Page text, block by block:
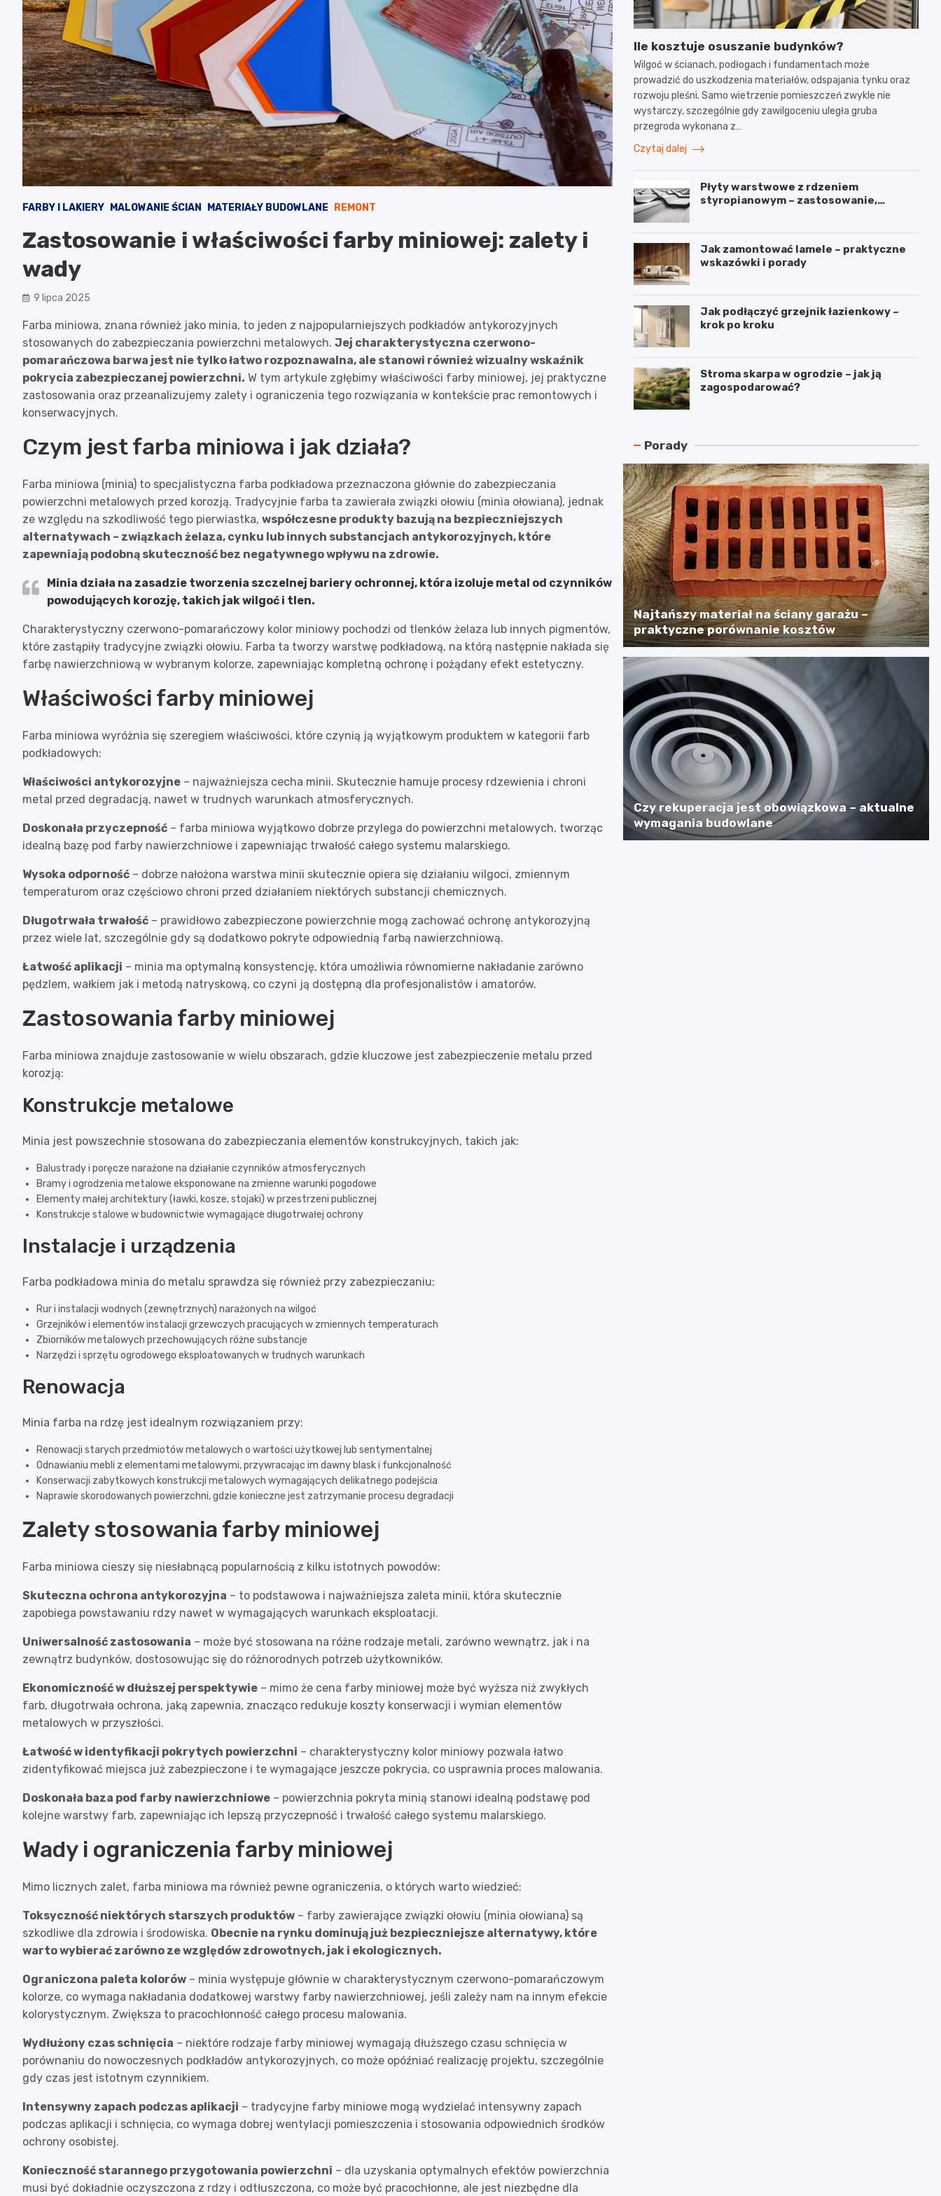
FARBY I LAKIERY MALOWANIE ŚCIAN MATERIAŁY BUDOWLANE REMONT
Zastosowanie i właściwości farby miniowej: zalety i
wady
9 lipca 2025
Farba miniowa, znana również jako minia, to jeden z najpopularniejszych podkładów antykorozyjnych
stosowanych do zabezpieczania powierzchni metalowych. Jej charakterystyczna czerwono-
pomarańczowa barwa jest nie tylko łatwo rozpoznawalna, ale stanowi również wizualny wskaźnik
pokrycia zabezpieczanej powierzchni. W tym artykule zgłębimy właściwości farby miniowej, jej praktyczne
zastosowania oraz przeanalizujemy zalety i ograniczenia tego rozwiązania w kontekście prac remontowych i
konserwacyjnych.
Czym jest farba miniowa i jak działa?
Farba miniowa (minia) to specjalistyczna farba podkładowa przeznaczona głównie do zabezpieczania
powierzchni metalowych przed korozją. Tradycyjnie farba ta zawierała związki ołowiu (minia ołowiana), jednak
ze względu na szkodliwość tego pierwiastka, współczesne produkty bazują na bezpieczniejszych
alternatywach – związkach żelaza, cynku lub innych substancjach antykorozyjnych, które
zapewniają podobną skuteczność bez negatywnego wpływu na zdrowie.
Minia działa na zasadzie tworzenia szczelnej bariery ochronnej, która izoluje metal od czynników
powodujących korozję, takich jak wilgoć i tlen.
Charakterystyczny czerwono-pomarańczowy kolor miniowy pochodzi od tlenków żelaza lub innych pigmentów,
które zastąpiły tradycyjne związki ołowiu. Farba ta tworzy warstwę podkładową, na którą następnie nakłada się
farbę nawierzchniową w wybranym kolorze, zapewniając kompletną ochronę i pożądany efekt estetyczny.
Właściwości farby miniowej
Farba miniowa wyróżnia się szeregiem właściwości, które czynią ją wyjątkowym produktem w kategorii farb
podkładowych:
Właściwości antykorozyjne – najważniejsza cecha minii. Skutecznie hamuje procesy rdzewienia i chroni
metal przed degradacją, nawet w trudnych warunkach atmosferycznych.
Doskonała przyczepność – farba miniowa wyjątkowo dobrze przylega do powierzchni metalowych, tworząc
idealną bazę pod farby nawierzchniowe i zapewniając trwałość całego systemu malarskiego.
Wysoka odporność – dobrze nałożona warstwa minii skutecznie opiera się działaniu wilgoci, zmiennym
temperaturom oraz częściowo chroni przed działaniem niektórych substancji chemicznych.
Długotrwała trwałość – prawidłowo zabezpieczone powierzchnie mogą zachować ochronę antykorozyjną
przez wiele lat, szczególnie gdy są dodatkowo pokryte odpowiednią farbą nawierzchniową.
Łatwość aplikacji – minia ma optymalną konsystencję, która umożliwia równomierne nakładanie zarówno
pędzlem, wałkiem jak i metodą natryskową, co czyni ją dostępną dla profesjonalistów i amatorów.
Zastosowania farby miniowej
Farba miniowa znajduje zastosowanie w wielu obszarach, gdzie kluczowe jest zabezpieczenie metalu przed
korozją:
Konstrukcje metalowe
Minia jest powszechnie stosowana do zabezpieczania elementów konstrukcyjnych, takich jak:
Balustrady i poręcze narażone na działanie czynników atmosferycznych
Bramy i ogrodzenia metalowe eksponowane na zmienne warunki pogodowe
Elementy małej architektury (ławki, kosze, stojaki) w przestrzeni publicznej
Konstrukcje stalowe w budownictwie wymagające długotrwałej ochrony
Instalacje i urządzenia
Farba podkładowa minia do metalu sprawdza się również przy zabezpieczaniu:
Rur i instalacji wodnych (zewnętrznych) narażonych na wilgoć
Grzejników i elementów instalacji grzewczych pracujących w zmiennych temperaturach
Zbiorników metalowych przechowujących różne substancje
Narzędzi i sprzętu ogrodowego eksploatowanych w trudnych warunkach
Renowacja
Minia farba na rdzę jest idealnym rozwiązaniem przy:
Renowacji starych przedmiotów metalowych o wartości użytkowej lub sentymentalnej
Odnawianiu mebli z elementami metalowymi, przywracając im dawny blask i funkcjonalność
Konserwacji zabytkowych konstrukcji metalowych wymagających delikatnego podejścia
Naprawie skorodowanych powierzchni, gdzie konieczne jest zatrzymanie procesu degradacji
Zalety stosowania farby miniowej
Farba miniowa cieszy się niesłabnącą popularnością z kilku istotnych powodów:
Skuteczna ochrona antykorozyjna – to podstawowa i najważniejsza zaleta minii, która skutecznie
zapobiega powstawaniu rdzy nawet w wymagających warunkach eksploatacji.
Uniwersalność zastosowania – może być stosowana na różne rodzaje metali, zarówno wewnątrz, jak i na
zewnątrz budynków, dostosowując się do różnorodnych potrzeb użytkowników.
Ekonomiczność w dłuższej perspektywie – mimo że cena farby miniowej może być wyższa niż zwykłych
farb, długotrwała ochrona, jaką zapewnia, znacząco redukuje koszty konserwacji i wymian elementów
metalowych w przyszłości.
Łatwość w identyfikacji pokrytych powierzchni – charakterystyczny kolor miniowy pozwala łatwo
zidentyfikować miejsca już zabezpieczone i te wymagające jeszcze pokrycia, co usprawnia proces malowania.
Doskonała baza pod farby nawierzchniowe – powierzchnia pokryta minią stanowi idealną podstawę pod
kolejne warstwy farb, zapewniając ich lepszą przyczepność i trwałość całego systemu malarskiego.
Wady i ograniczenia farby miniowej
Mimo licznych zalet, farba miniowa ma również pewne ograniczenia, o których warto wiedzieć:
Toksyczność niektórych starszych produktów – farby zawierające związki ołowiu (minia ołowiana) są
szkodliwe dla zdrowia i środowiska. Obecnie na rynku dominują już bezpieczniejsze alternatywy, które
warto wybierać zarówno ze względów zdrowotnych, jak i ekologicznych.
Ograniczona paleta kolorów – minia występuje głównie w charakterystycznym czerwono-pomarańczowym
kolorze, co wymaga nakładania dodatkowej warstwy farby nawierzchniowej, jeśli zależy nam na innym efekcie
kolorystycznym. Zwiększa to pracochłonność całego procesu malowania.
Wydłużony czas schnięcia – niektóre rodzaje farby miniowej wymagają dłuższego czasu schnięcia w
porównaniu do nowoczesnych podkładów antykorozyjnych, co może opóźniać realizację projektu, szczególnie
gdy czas jest istotnym czynnikiem.
Intensywny zapach podczas aplikacji – tradycyjne farby miniowe mogą wydzielać intensywny zapach
podczas aplikacji i schnięcia, co wymaga dobrej wentylacji pomieszczenia i stosowania odpowiednich środków
ochrony osobistej.
Konieczność starannego przygotowania powierzchni – dla uzyskania optymalnych efektów powierzchnia
musi być dokładnie oczyszczona z rdzy i odtłuszczona, co może być pracochłonne, ale jest niezbędne dla
Ile kosztuje osuszanie budynków?
Wilgoć w ścianach, podłogach i fundamentach może
prowadzić do uszkodzenia materiałów, odspajania tynku oraz
rozwoju pleśni. Samo wietrzenie pomieszczeń zwykle nie
wystarczy, szczególnie gdy zawilgoceniu uległa gruba
przegroda wykonana z…
Czytaj dalej
Płyty warstwowe z rdzeniem
styropianowym – zastosowanie,
Jak zamontować lamele – praktyczne
wskazówki i porady
Jak podłączyć grzejnik łazienkowy –
krok po kroku
Stroma skarpa w ogrodzie – jak ją
zagospodarować?
Porady
Najtańszy materiał na ściany garażu –
praktyczne porównanie kosztów
Czy rekuperacja jest obowiązkowa – aktualne
wymagania budowlane